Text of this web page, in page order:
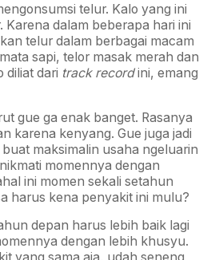
telur. Kalo yang ini
Karena dalam beberapa hari ini
telur dalam berbagai macam
sapi, telor masak merah dan
diliat dari track recordini, emang
gue ga enak banget. Rasanya
karena kenyang. Gue juga jadi
maksimalin usaha ngeluarin
momennya dengan
ini momen sekali setahun
harus kena penyakit ini mulu?
depan harus lebih baik lagi
dengan lebih khusyu.